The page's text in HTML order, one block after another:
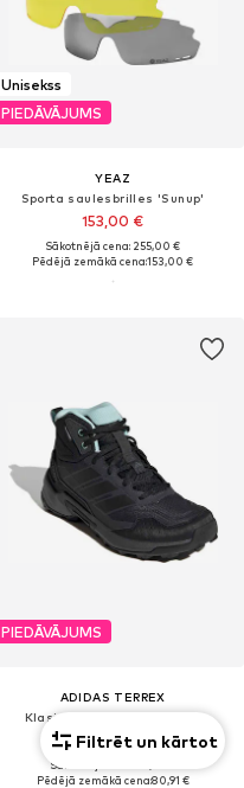
Unisekss
PIEDĀVĀJUMS
YEAZ
Sporta saulesbrilles 'Sunup'
153,00 €
Sākotnējā cena: 255,00 €
Pēdējā zemākā cena:153,00 €
PIEDĀVĀJUMS
ADIDAS TERREX
Klasiski zābaki 'Eastrail 3'
80,91 €
Sākotnējā cena: 99,90 €
Pēdējā zemākā cena:80,91 €
Filtrēt un kārtot